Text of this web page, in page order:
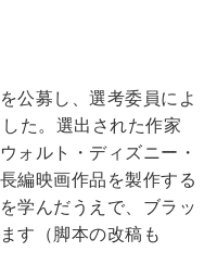
公募し、選考委員によ
た。選出された作家
ォルト・ディズニー・
編映画作品を製作する
学んだうえで、ブラッ
す（脚本の改稿も